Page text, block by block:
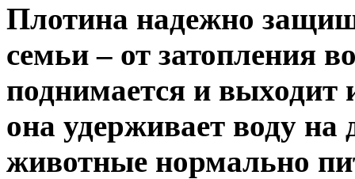
Плотина надежно
семьи – от затопления
поднимается и выходит
она удерживает воду на
животные нормально